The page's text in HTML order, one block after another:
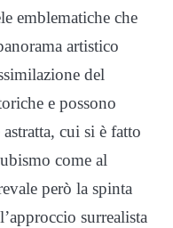
emblematiche che
artistico
del
e possono
cui si è fatto
come al
però la spinta
surrealista